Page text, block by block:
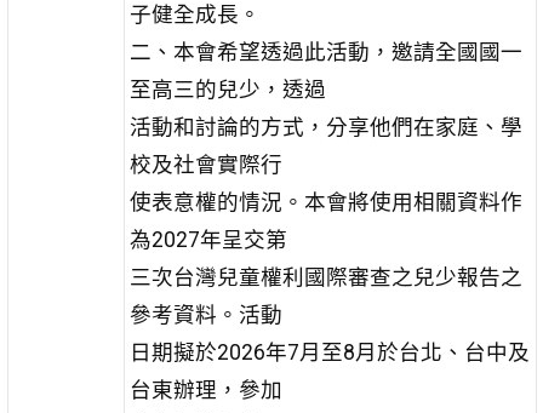
子健全成長。
二、本會希望透過此活動，邀請全國國一
至高三的兒少，透過
活動和討論的方式，分享他們在家庭、學
校及社會實際行
使表意權的情況。本會將使用相關資料作
為2027年呈交第
三次台灣兒童權利國際審查之兒少報告之
參考資料。活動
日期擬於2026年7月至8月於台北、台中及
台東辦理，參加